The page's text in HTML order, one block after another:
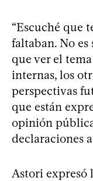
“Escuché que
faltaban. No es
que ver el
internas, los
perspectivas
que están
opinión
declaraciones
Astori expresó